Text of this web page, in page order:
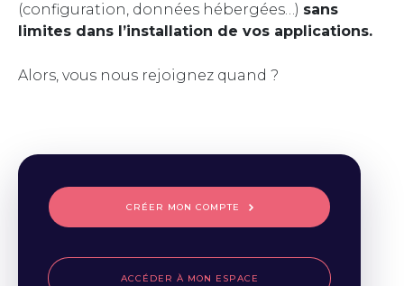
(configuration, données hébergées…) sans
limites dans l’installation de vos applications.
Alors, vous nous rejoignez quand ?
CRÉER MON COMPTE
ACCÉDER À MON ESPACE